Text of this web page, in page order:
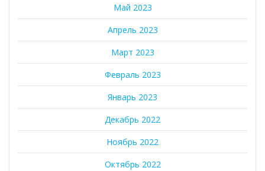
Май 2023
Апрель 2023
Март 2023
Февраль 2023
Январь 2023
Декабрь 2022
Ноябрь 2022
Октябрь 2022